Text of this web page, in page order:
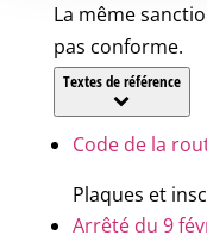
La même
pas conforme.
Textes de référence
Code de la
Plaques et
Arrêté du 9